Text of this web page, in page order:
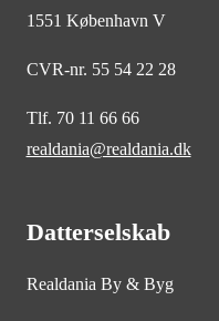
1551 København V
CVR-nr. 55 54 22 28
Tlf. 70 11 66 66
realdania@realdania.dk
Datterselskab
Realdania By & Byg